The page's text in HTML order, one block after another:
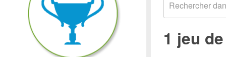
1 jeu